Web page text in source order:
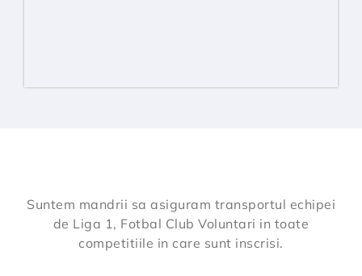
Suntem mandrii sa asiguram transportul echipei
de Liga 1, Fotbal Club Voluntari in toate
competitiile in care sunt inscrisi.